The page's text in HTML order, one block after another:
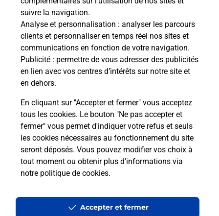
suivre la navigation.
Analyse et personnalisation : analyser les parcours
clients et personnaliser en temps réel nos sites et
communications en fonction de votre navigation.
Publicité : permettre de vous adresser des publicités
en lien avec vos centres d’intérêts sur notre site et
en dehors.
En cliquant sur "Accepter et fermer" vous acceptez
tous les cookies. Le bouton "Ne pas accepter et
fermer" vous permet d'indiquer votre refus et seuls
les cookies nécessaires au fonctionnement du site
seront déposés. Vous pouvez modifier vos choix à
tout moment ou obtenir plus d'informations via
notre politique de cookies.
Accepter et fermer
Boîte aux lettres La Poste
Prochaine collecte du courrierlundià 09h00
23 Rue Principale
67130 Barembach
Le lien s'ouvre dans un nouvel onglet
Localiser Liste Boîtes aux lettres Bas-Rhin Barembach
Accessibilité : partiellement conforme